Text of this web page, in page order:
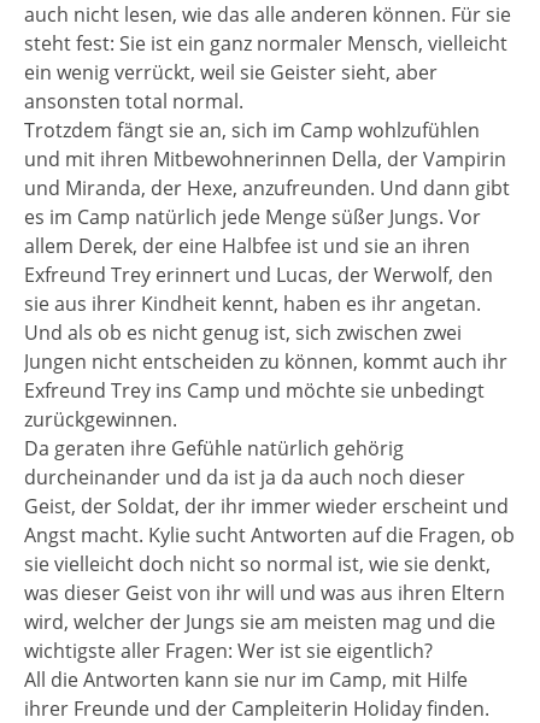
auch nicht lesen, wie das alle anderen können. Für sie
steht fest: Sie ist ein ganz normaler Mensch, vielleicht
ein wenig verrückt, weil sie Geister sieht, aber
ansonsten total normal.
Trotzdem fängt sie an, sich im Camp wohlzufühlen
und mit ihren Mitbewohnerinnen Della, der Vampirin
und Miranda, der Hexe, anzufreunden. Und dann gibt
es im Camp natürlich jede Menge süßer Jungs. Vor
allem Derek, der eine Halbfee ist und sie an ihren
Exfreund Trey erinnert und Lucas, der Werwolf, den
sie aus ihrer Kindheit kennt, haben es ihr angetan.
Und als ob es nicht genug ist, sich zwischen zwei
Jungen nicht entscheiden zu können, kommt auch ihr
Exfreund Trey ins Camp und möchte sie unbedingt
zurückgewinnen.
Da geraten ihre Gefühle natürlich gehörig
durcheinander und da ist ja da auch noch dieser
Geist, der Soldat, der ihr immer wieder erscheint und
Angst macht. Kylie sucht Antworten auf die Fragen, ob
sie vielleicht doch nicht so normal ist, wie sie denkt,
was dieser Geist von ihr will und was aus ihren Eltern
wird, welcher der Jungs sie am meisten mag und die
wichtigste aller Fragen: Wer ist sie eigentlich?
All die Antworten kann sie nur im Camp, mit Hilfe
ihrer Freunde und der Campleiterin Holiday finden.